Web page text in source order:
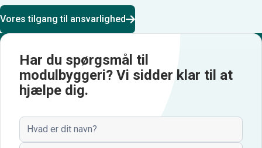
Vores tilgang til ansvarlighed
Har du spørgsmål til
modulbyggeri? Vi sidder klar til at
hjælpe dig.
Navn